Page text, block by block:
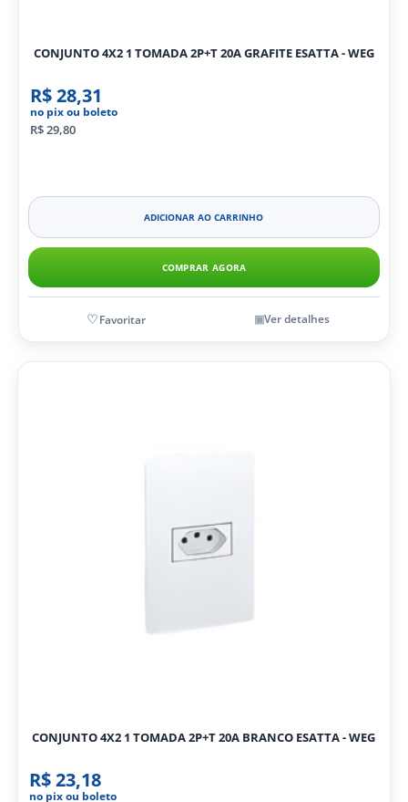
CONJUNTO 4X2 1 TOMADA 2P+T 20A GRAFITE ESATTA - WEG
R$ 28,31
no pix ou boleto
R$ 29,80
ADICIONAR AO CARRINHO
COMPRAR AGORA
Ver detalhes
CONJUNTO 4X2 1 TOMADA 2P+T 20A BRANCO ESATTA - WEG
R$ 23,18
no pix ou boleto